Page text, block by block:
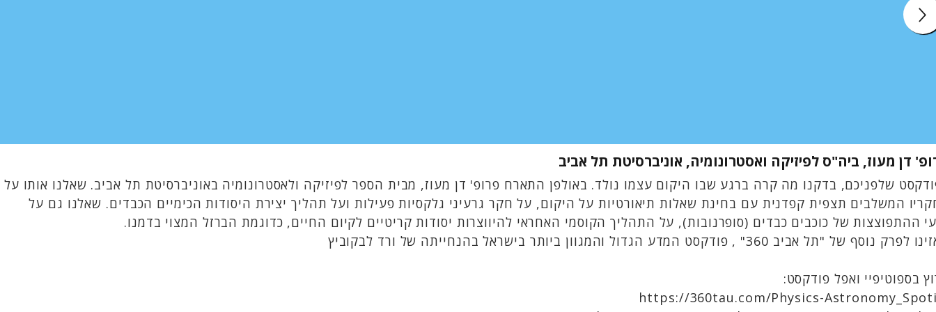
דן מעוז, ביה"ס לפיזיקה ואסטרונומיה, אוניברסיטת תל אביב
שלפניכם, בדקנו מה קרה ברגע שבו היקום עצמו נולד. באולפן התארח פרופ' דן מעוז, מבית הספר לפיזיקה ולאסטרונומיה באוניברסיטת תל אביב. שאלנו אותו על
המשלבים תצפית קפדנית עם בחינת שאלות תיאורטיות על היקום, על חקר גרעיני גלקסיות פעילות ועל תהליך יצירת היסודות הכימיים הכבדים. שאלנו גם על
ההתפוצצות של כוכבים כבדים (סופרנובות), על התהליך הקוסמי האחראי להיווצרות יסודות קריטיים לקיום החיים, כדוגמת הברזל המצוי בדמנו.
נוסף של "תל אביב 360" , פודקסט המדע הגדול והמגוון ביותר בישראל בהנחייתה של ורד לבקוביץ
בספוטיפיי ואפל פודקסט:
https://360tau.com/Physics-